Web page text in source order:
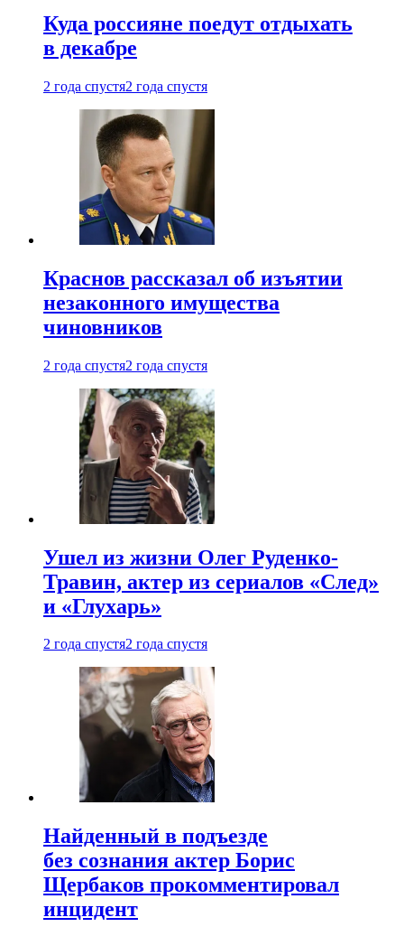
Куда россияне поедут отдыхать
в декабре
2 года спустя2 года спустя
Краснов рассказал об изъятии
незаконного имущества
чиновников
2 года спустя2 года спустя
Ушел из жизни Олег Руденко-
Травин, актер из сериалов «След»
и «Глухарь»
2 года спустя2 года спустя
Найденный в подъезде
без сознания актер Борис
Щербаков прокомментировал
инцидент